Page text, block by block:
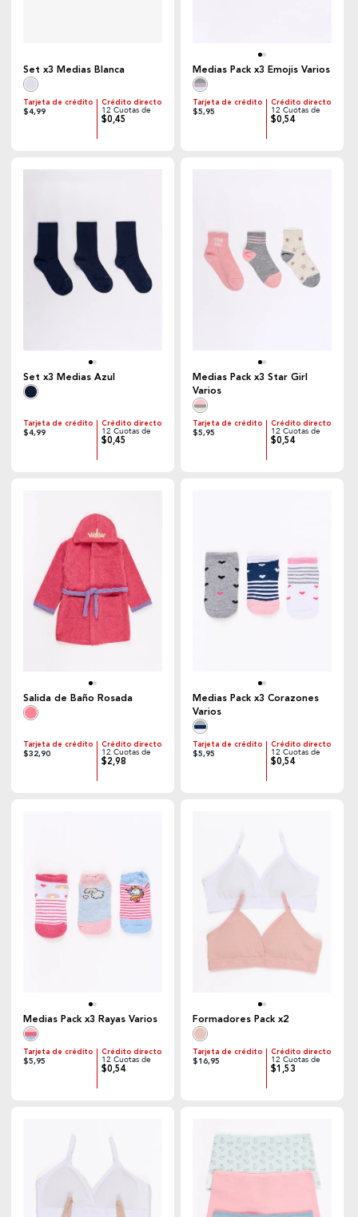
Set x3 Medias Blanca
Tarjeta de crédito
$4,99
Crédito directo
12 Cuotas de
$0,45
Medias Pack x3 Emojis Varios
Tarjeta de crédito
$5,95
Crédito directo
12 Cuotas de
$0,54
Set x3 Medias Azul
Tarjeta de crédito
$4,99
Crédito directo
12 Cuotas de
$0,45
Medias Pack x3 Star Girl
Varios
Tarjeta de crédito
$5,95
Crédito directo
12 Cuotas de
$0,54
Salida de Baño Rosada
Tarjeta de crédito
$32,90
Crédito directo
12 Cuotas de
$2,98
Medias Pack x3 Corazones
Varios
Tarjeta de crédito
$5,95
Crédito directo
12 Cuotas de
$0,54
Medias Pack x3 Rayas Varios
Tarjeta de crédito
$5,95
Crédito directo
12 Cuotas de
$0,54
Formadores Pack x2
Tarjeta de crédito
$16,95
Crédito directo
12 Cuotas de
$1,53